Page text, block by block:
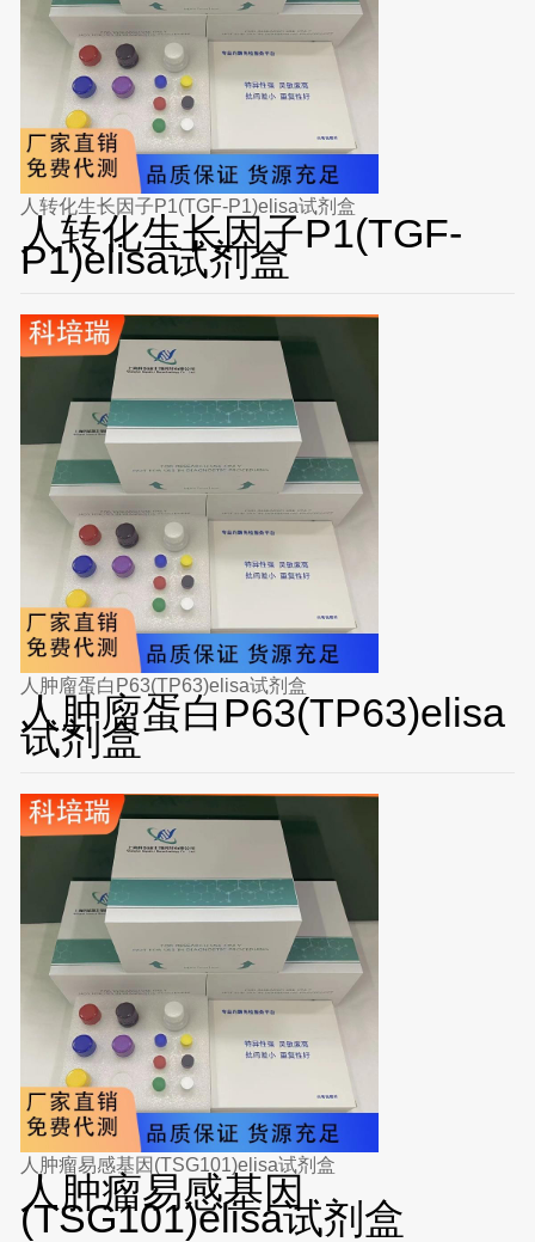
人转化生长因子P1(TGF-P1)elisa试剂盒
人转化生长因子P1(TGF-
P1)elisa试剂盒
人肿廇蛋白P63(TP63)elisa试剂盒
人肿廇蛋白P63(TP63)elisa
试剂盒
人肿瘤易感基因(TSG101)elisa试剂盒
人肿瘤易感基因
(TSG101)elisa试剂盒